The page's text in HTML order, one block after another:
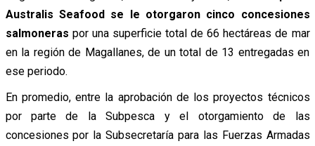
Australis Seafood se le otorgaron cinco concesiones
salmoneras por una superficie total de 66 hectáreas de mar
en la región de Magallanes, de un total de 13 entregadas en
ese periodo.
En promedio, entre la aprobación de los proyectos técnicos
por parte de la Subpesca y el otorgamiento de las
concesiones por la Subsecretaría para las Fuerzas Armadas